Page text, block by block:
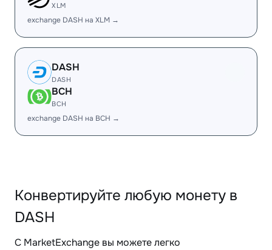
XLM
exchange DASH на XLM →
DASH
DASH
BCH
BCH
exchange DASH на BCH →
Конвертируйте любую монету в
DASH
С MarketExchange вы можете легко